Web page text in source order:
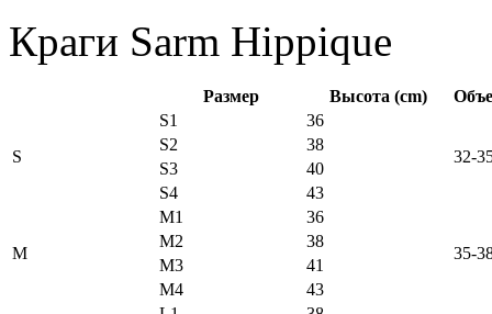
Краги Sarm Hippique
Размер Высота (cm)
S
S1
36
32-
S2
38
S3
40
S4
43
M
M1
36
35-
M2
38
M3
41
M4
43